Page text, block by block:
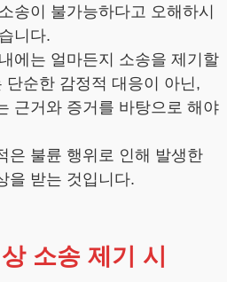
송이 불가능하다고 오해하시
니다.
에는 얼마든지 소송을 제기할
단순한 감정적 대응이 아닌,
근거와 증거를 바탕으로 해야
은 불륜 행위로 인해 발생한
을 받는 것입니다.
소송 제기 시